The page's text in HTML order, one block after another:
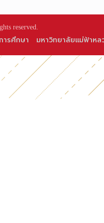
reserved.
ารศึกษา มหาวิทยาลัยแม่ฟ้าหล